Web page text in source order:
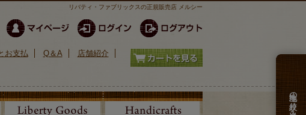
リバティ・ファブリックスの正規販売店 メルシー
お支払 Q＆A 店舗紹介
生地の絞り込み検索